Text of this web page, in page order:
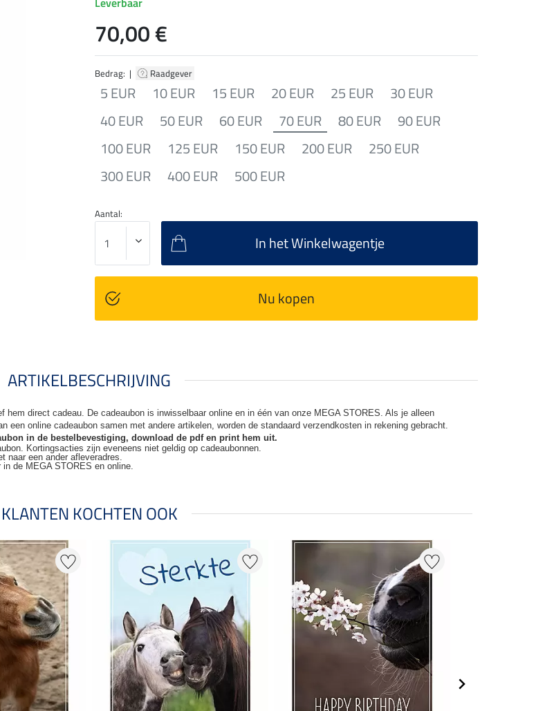
Bedrag: | Raadgever
5 EUR 10 EUR 15 EUR 20 EUR 25 EUR
30 EUR
40 EUR
50 EUR 60 EUR 70 EUR 80 EUR
90 EUR
100 EUR
125 EUR 150 EUR 200 EUR
250 EUR
300 EUR
400 EUR 500 EUR
70,00 €
Aantal:
In het Winkelwagentje
Nu kopen
ARTIKELBESCHRIJVING
hem direct cadeau. De cadeaubon is inwisselbaar online en in één van onze MEGA STORES. Als je alleen
een online cadeaubon samen met andere artikelen, worden de standaard verzendkosten in rekening gebracht.
in de bestelbevestiging, download de pdf en print hem uit.
Kortingsacties zijn eveneens niet geldig op cadeaubonnen.
naar een ander afleveradres.
de MEGA STORES en online.
KLANTEN KOCHTEN OOK